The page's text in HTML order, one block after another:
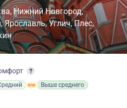
Нижний Новгород
Ярославль Углич Плес
Выше среднего